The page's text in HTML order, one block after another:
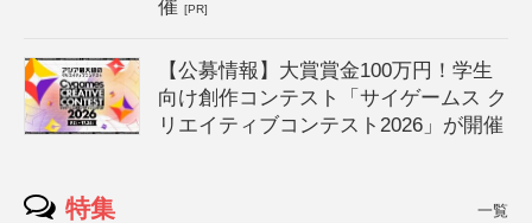
催[PR]
【公募情報】大賞賞金100万円！学生
向け創作コンテスト「サイゲームス ク
リエイティブコンテスト2026」が開催
特集 一覧